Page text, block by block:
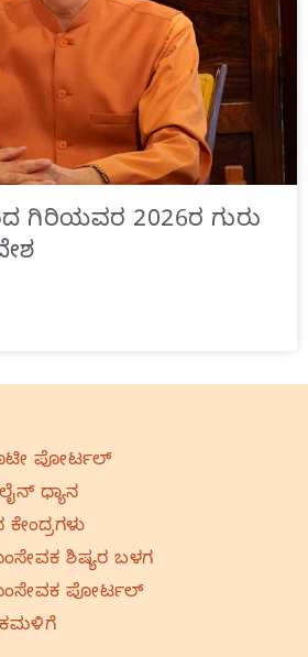
ಗಿರಿಯವರ 2026ರ ಗುರು
ಪೋರ್ಟಲ್
ಧ್ಯಾನ
ಕೇಂದ್ರಗಳು
ಶಿಷ್ಯರ ಬಳಗ
ಪೋರ್ಟಲ್